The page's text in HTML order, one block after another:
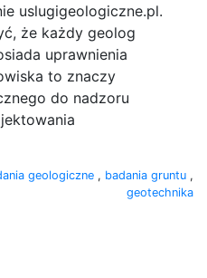
uslugigeologiczne.pl.
że każdy geolog
uprawnienia
to znaczy
do nadzoru
geologiczne , badania gruntu ,
geotechnika